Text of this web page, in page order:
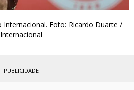
Foto: Ricardo Duarte /
Internacional
PUBLICIDADE